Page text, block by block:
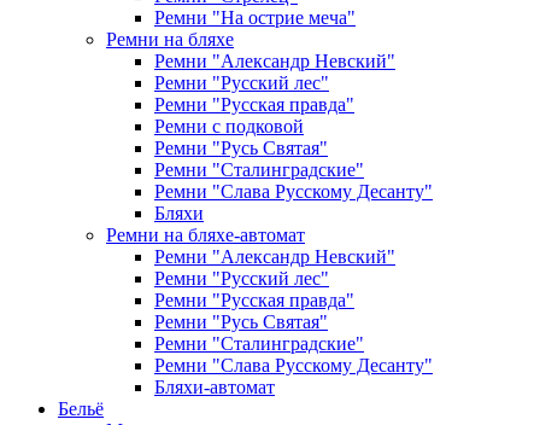
Ремни "На острие меча"
Ремни на бляхе
Ремни "Александр Невский"
Ремни "Русский лес"
Ремни "Русская правда"
Ремни с подковой
Ремни "Русь Святая"
Ремни "Сталинградские"
Ремни "Слава Русскому Десанту"
Бляхи
Ремни на бляхе-автомат
Ремни "Александр Невский"
Ремни "Русский лес"
Ремни "Русская правда"
Ремни "Русь Святая"
Ремни "Сталинградские"
Ремни "Слава Русскому Десанту"
Бляхи-автомат
Бельё